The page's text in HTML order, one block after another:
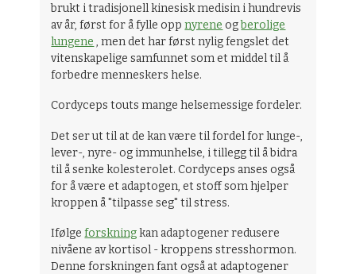
brukt i tradisjonell kinesisk medisin i hundrevis
av år, først for å fylle opp nyrene og berolige
lungene , men det har først nylig fengslet det
vitenskapelige samfunnet som et middel til å
forbedre menneskers helse.
Cordyceps touts mange helsemessige fordeler.
Det ser ut til at de kan være til fordel for lunge-,
lever-, nyre- og immunhelse, i tillegg til å bidra
til å senke kolesterolet. Cordyceps anses også
for å være et adaptogen, et stoff som hjelper
kroppen å "tilpasse seg" til stress.
Ifølge forskning kan adaptogener redusere
nivåene av kortisol - kroppens stresshormon.
Denne forskningen fant også at adaptogener